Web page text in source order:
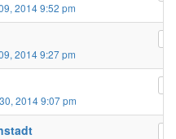
2014 9:52 pm
2014 9:27 pm
2014 9:07 pm